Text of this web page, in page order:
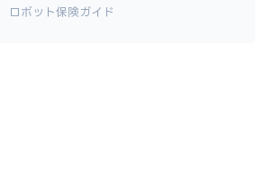
ロボット保険ガイド